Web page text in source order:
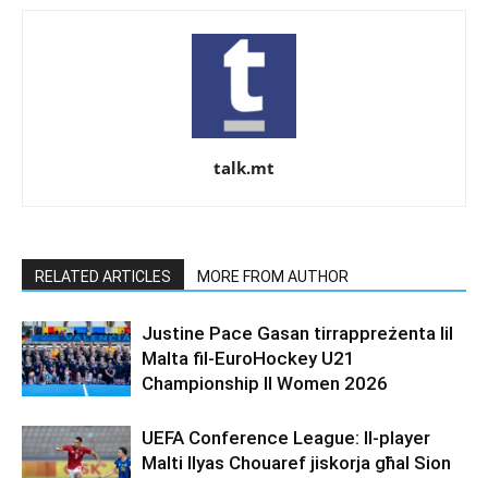
talk.mt
RELATED ARTICLES MORE FROM AUTHOR
Justine Pace Gasan tirrappreżenta lil
Malta fil-EuroHockey U21
Championship II Women 2026
UEFA Conference League: Il-player
Malti Ilyas Chouaref jiskorja għal Sion